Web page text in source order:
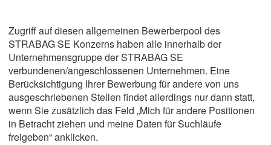
Zugriff auf diesen allgemeinen Bewerberpool des
STRABAG SE Konzerns haben alle innerhalb der
Unternehmensgruppe der STRABAG SE
verbundenen/angeschlossenen Unternehmen. Eine
Berücksichtigung Ihrer Bewerbung für andere von uns
ausgeschriebenen Stellen findet allerdings nur dann statt,
wenn Sie zusätzlich das Feld „Mich für andere Positionen
in Betracht ziehen und meine Daten für Suchläufe
freigeben“ anklicken.